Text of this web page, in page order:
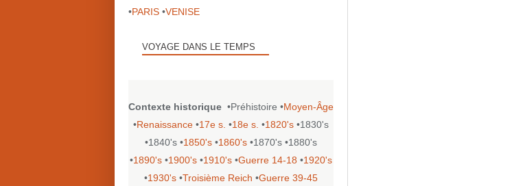
•PARIS •VENISE
VOYAGE DANS LE TEMPS
Contexte historique •Préhistoire •Moyen-Âge
•Renaissance •17e s. •18e s. •1820's •1830's
•1840's •1850's •1860's •1870's •1880's
•1890's •1900's •1910's •Guerre 14-18 •1920's
•1930's •Troisième Reich •Guerre 39-45